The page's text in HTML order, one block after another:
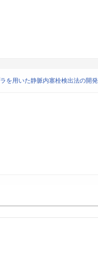
を用いた静脈内塞栓検出法の開発